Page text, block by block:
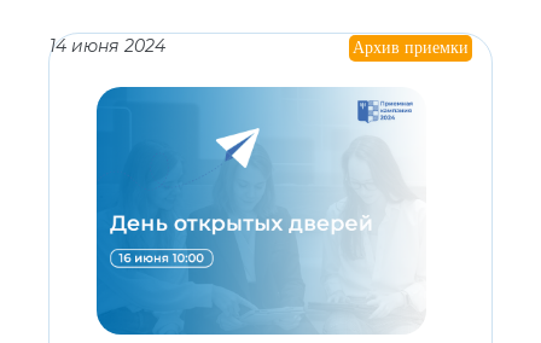
14 июня 2024 Архив приемки